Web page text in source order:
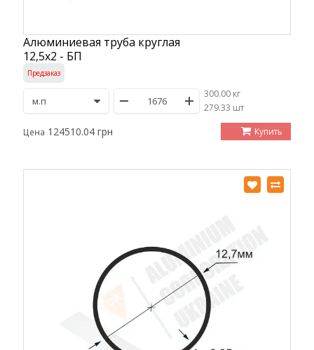
Алюминиевая труба круглая
12,5х2 - БП
Предзаказ
300.00 кг
/279.33 шт
Цена 124510.04 грн Купить